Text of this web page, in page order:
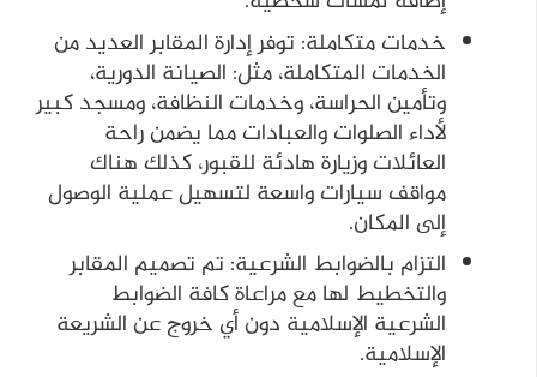
خدمات متكاملة: توفر إدارة المقابر العديد من
الخدمات المتكاملة، مثل: الصيانة الدورية،
وتأمين الحراسة، وخدمات النظافة، ومسجد كبير
لأداء الصلوات والعبادات مما يضمن راحة
العائلات وزيارة هادئة للقبور، كذلك هناك
مواقف سيارات واسعة لتسهيل عملية الوصول
إلى المكان.
التزام بالضوابط الشرعية: تم تصميم المقابر
والتخطيط لها مع مراعاة كافة الضوابط
الشرعية الإسلامية دون أي خروج عن الشريعة
الإسلامية.